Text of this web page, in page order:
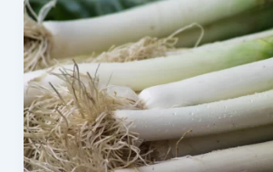
¿Cuándo
y
cómo
sembrar
puerro
en
Argentina?